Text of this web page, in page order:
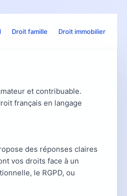
Droit famille Droit immobilier
et contribuable.
français en langage
des réponses claires
vos droits face à un
le RGPD, ou